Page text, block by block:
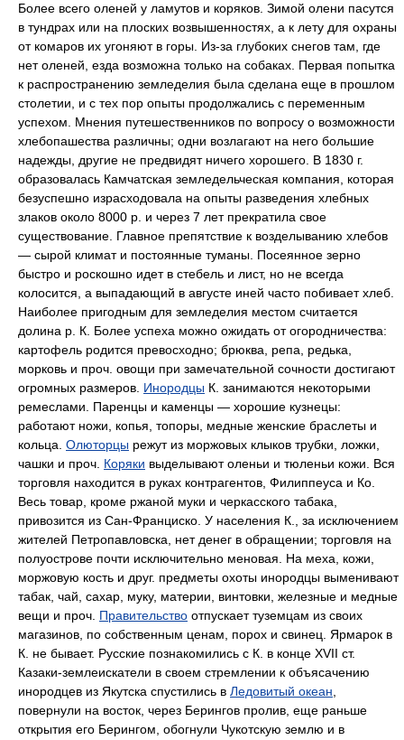
Более всего оленей у ламутов и коряков. Зимой олени пасутся
в тундрах или на плоских возвышенностях, а к лету для охраны
от комаров их угоняют в горы. Из-за глубоких снегов там, где
нет оленей, езда возможна только на собаках. Первая попытка
к распространению земледелия была сделана еще в прошлом
столетии, и с тех пор опыты продолжались с переменным
успехом. Мнения путешественников по вопросу о возможности
хлебопашества различны; одни возлагают на него большие
надежды, другие не предвидят ничего хорошего. В 1830 г.
образовалась Камчатская земледельческая компания, которая
безуспешно израсходовала на опыты разведения хлебных
злаков около 8000 р. и через 7 лет прекратила свое
существование. Главное препятствие к возделыванию хлебов
— сырой климат и постоянные туманы. Посеянное зерно
быстро и роскошно идет в стебель и лист, но не всегда
колосится, а выпадающий в августе иней часто побивает хлеб.
Наиболее пригодным для земледелия местом считается
долина р. К. Более успеха можно ожидать от огородничества:
картофель родится превосходно; брюква, репа, редька,
морковь и проч. овощи при замечательной сочности достигают
огромных размеров. Инородцы К. занимаются некоторыми
ремеслами. Паренцы и каменцы — хорошие кузнецы:
работают ножи, копья, топоры, медные женские браслеты и
кольца. Олюторцы режут из моржовых клыков трубки, ложки,
чашки и проч. Коряки выделывают оленьи и тюленьи кожи. Вся
торговля находится в руках контрагентов, Филиппеуса и Ко
Весь товар, кроме ржаной муки и черкасского табака,
привозится из Сан-Франциско. У населения К., за исключением
жителей Петропавловска, нет денег в обращении; торговля на
полуострове почти исключительно меновая. На меха, кожи,
моржовую кость и друг. предметы охоты инородцы выменивают
табак, чай, сахар, муку, материи, винтовки, железные и медные
вещи и проч. Правительство отпускает туземцам из своих
магазинов, по собственным ценам, порох и свинец. Ярмарок в
К. не бывает. Русские познакомились с К. в конце XVII ст.
Казаки-землеискатели в своем стремлении к объясачению
инородцев из Якутска спустились в Ледовитый океан
повернули на восток, через Берингов пролив, еще раньше
открытия его Берингом, обогнули Чукотскую землю и в